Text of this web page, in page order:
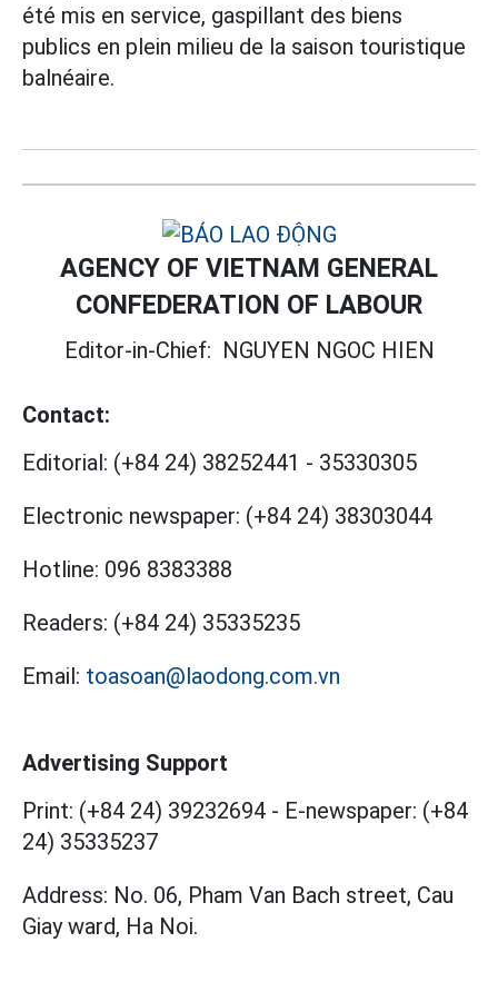
été mis en service, gaspillant des biens
publics en plein milieu de la saison touristique
balnéaire.
AGENCY OF VIETNAM GENERAL
CONFEDERATION OF LABOUR
Editor-in-Chief: NGUYEN NGOC HIEN
Contact:
Editorial: (+84 24) 38252441 - 35330305
Electronic newspaper: (+84 24) 38303044
Hotline: 096 8383388
Readers: (+84 24) 35335235
Email: toasoan@laodong.com.vn
Advertising Support
Print: (+84 24) 39232694 - E-newspaper: (+84
24) 35335237
Address: No. 06, Pham Van Bach street, Cau
Giay ward, Ha Noi.